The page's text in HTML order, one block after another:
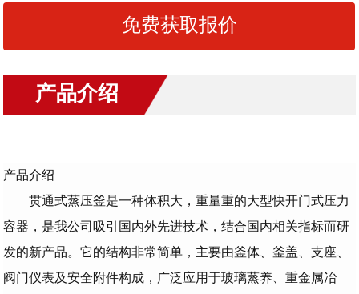
免费获取报价
产品介绍
产品介绍
贯通式蒸压釜是一种体积大，重量重的大型快开门式压力
容器，是我公司吸引国内外先进技术，结合国内相关指标而研
发的新产品。它的结构非常简单，主要由釜体、釜盖、支座、
阀门仪表及安全附件构成，广泛应用于玻璃蒸养、重金属冶